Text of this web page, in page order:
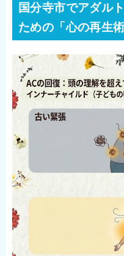
国分寺市でアダル
ための「心の再生